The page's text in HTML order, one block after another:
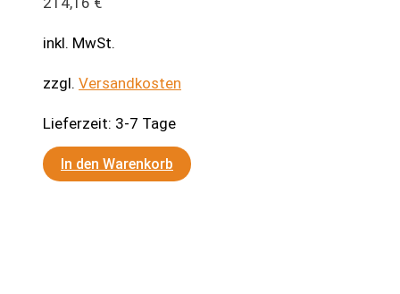
inkl. MwSt.
zzgl. Versandkosten
Lieferzeit: 3-7 Tage
In den Warenkorb